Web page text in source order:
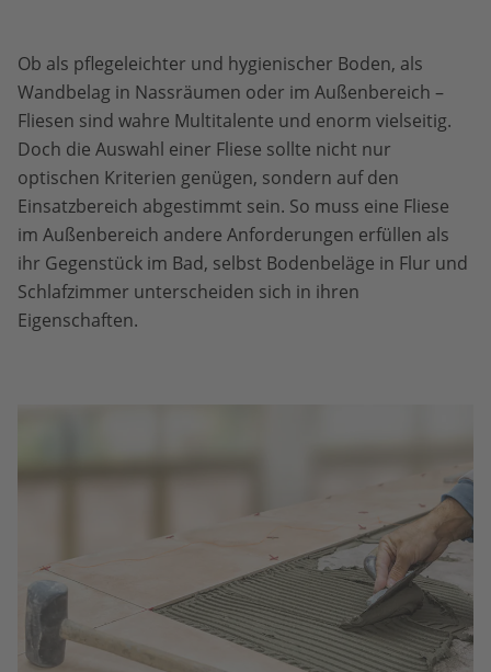
Ob als pflegeleichter und hygienischer Boden, als
Wandbelag in Nassräumen oder im Außenbereich –
Fliesen sind wahre Multitalente und enorm vielseitig.
Doch die Auswahl einer Fliese sollte nicht nur
optischen Kriterien genügen, sondern auf den
Einsatzbereich abgestimmt sein. So muss eine Fliese
im Außenbereich andere Anforderungen erfüllen als
ihr Gegenstück im Bad, selbst Bodenbeläge in Flur und
Schlafzimmer unterscheiden sich in ihren
Eigenschaften.